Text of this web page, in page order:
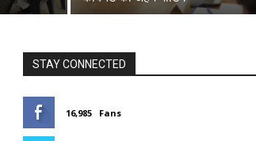
STAY CONNECTED
16,985 Fans